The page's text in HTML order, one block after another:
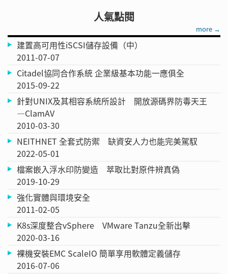
人氣點閱
more →
建置高可用性iSCSI儲存設備（中）
2011-07-07
Citadel協同合作系統 企業級基本功能一應俱全
2015-09-22
針對UNIX及其相容系統所設計 開放源碼界防毒天王
—ClamAV
2010-03-30
NEITHNET 全套式防禦 缺資安人力也能完美駕馭
2022-05-01
檔案嵌入浮水印防變造 萃取比對原件辨真偽
2019-10-29
強化實體與環境安全
2011-02-05
K8s深度整合vSphere VMware Tanzu全新出擊
2020-03-16
裸機安裝EMC ScaleIO 簡單享用軟體定義儲存
2016-07-06